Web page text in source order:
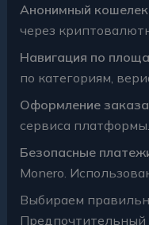
Анонимный
через
Навигация по
по категориям,
Оформление
сервиса
Безопасные
Monero.
Выбираем
Предпочтительный